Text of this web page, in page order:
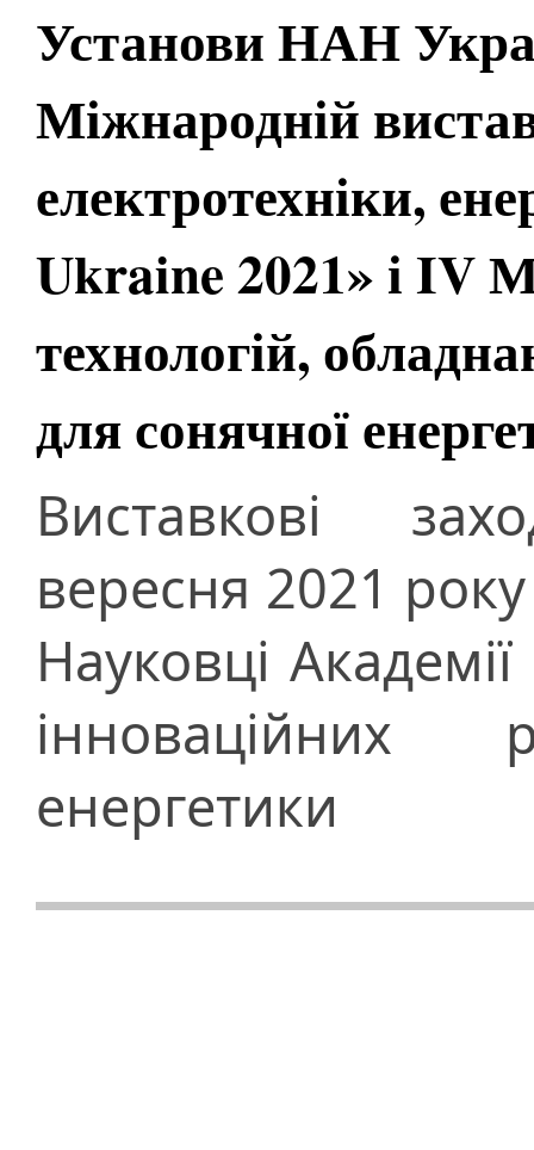
Установи НАН
Міжнародній
електротехніки,
Ukraine 2021» і IV
технологій,
для сонячної
Виставкові
вересня 2021
Науковці
енергетики